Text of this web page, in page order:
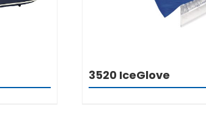
3520 IceGlove